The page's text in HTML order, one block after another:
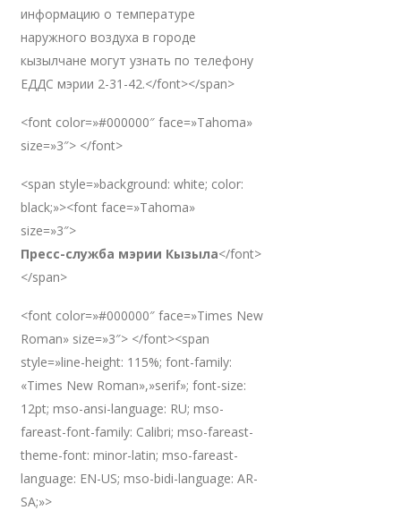
информацию о температуре
наружного воздуха в городе
кызылчане могут узнать по телефону
ЕДДС мэрии 2-31-42.</font></span>
<font color=»#000000″ face=»Tahoma»
size=»3″> </font>
<span style=»background: white; color:
black;»><font face=»Tahoma»
size=»3″>
Пресс-служба мэрии Кызыла</font>
</span>
<font color=»#000000″ face=»Times New
Roman» size=»3″> </font><span
style=»line-height: 115%; font-family:
«Times New Roman»,»serif»; font-size:
12pt; mso-ansi-language: RU; mso-
fareast-font-family: Calibri; mso-fareast-
theme-font: minor-latin; mso-fareast-
language: EN-US; mso-bidi-language: AR-
SA;»>